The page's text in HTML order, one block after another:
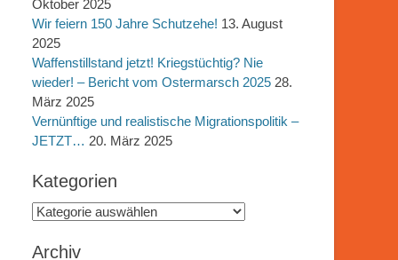
Oktober 2025
Wir feiern 150 Jahre Schutzehe! 13. August
2025
Waffenstillstand jetzt! Kriegstüchtig? Nie
wieder! – Bericht vom Ostermarsch 2025 28.
März 2025
Vernünftige und realistische Migrationspolitik –
JETZT… 20. März 2025
Kategorien
Kategorien
Archiv